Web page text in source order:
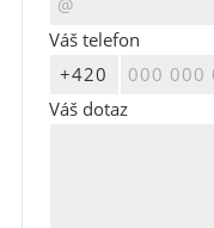
Váš telefon
Váš dotaz